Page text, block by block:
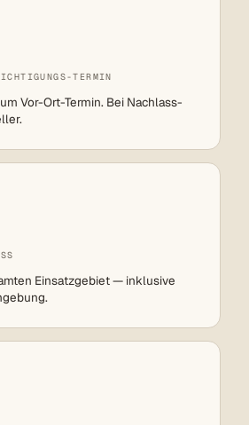
TERMIN
Vor-Ort-Termin. Bei Nachlass-
Einsatzgebiet — inklusive